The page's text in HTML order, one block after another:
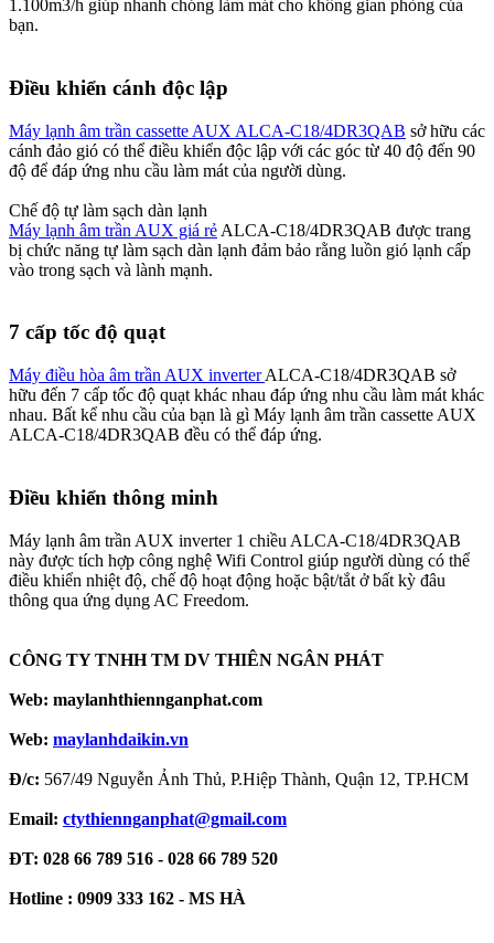
1.100m3/h giúp nhanh chóng làm mát cho không gian phòng của
bạn.
Điều khiển cánh độc lập
Máy lạnh âm trần cassette AUX ALCA-C18/4DR3QAB sở hữu các
cánh đảo gió có thể điều khiển độc lập với các góc từ 40 độ đến 90
độ để đáp ứng nhu cầu làm mát của người dùng.
Chế độ tự làm sạch dàn lạnh
Máy lạnh âm trần AUX giá rẻ ALCA-C18/4DR3QAB được trang
bị chức năng tự làm sạch dàn lạnh đảm bảo rằng luồn gió lạnh cấp
vào trong sạch và lành mạnh.
7 cấp tốc độ quạt
Máy điều hòa âm trần AUX inverterALCA-C18/4DR3QAB sở
hữu đến 7 cấp tốc độ quạt khác nhau đáp ứng nhu cầu làm mát khác
nhau. Bất kể nhu cầu của bạn là gì Máy lạnh âm trần cassette AUX
ALCA-C18/4DR3QAB đều có thể đáp ứng.
Điều khiển thông minh
Máy lạnh âm trần AUX inverter 1 chiều ALCA-C18/4DR3QAB
này được tích hợp công nghệ Wifi Control giúp người dùng có thể
điều khiển nhiệt độ, chế độ hoạt động hoặc bật/tắt ở bất kỳ đâu
thông qua ứng dụng AC Freedom.
CÔNG TY TNHH TM DV THIÊN NGÂN PHÁT
Web: maylanhthiennganphat.com
Web: maylanhdaikin.vn
Đ/c: 567/49 Nguyễn Ảnh Thủ, P.Hiệp Thành, Quận 12, TP.HCM
Email: ctythiennganphat@gmail.com
ĐT: 028 66 789 516 - 028 66 789 520
Hotline : 0909 333 162 - MS HÀ